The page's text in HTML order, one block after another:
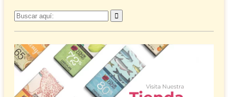
Buscar
por: